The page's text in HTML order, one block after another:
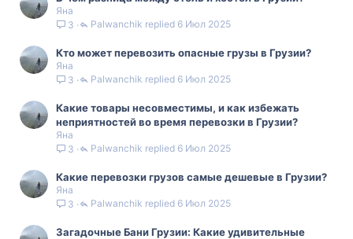
Яна
3
6 Июл 2025
Palwanchik
Кто может перевозить опасные грузы в Грузии?
Яна
3
6 Июл 2025
Palwanchik
Какие товары несовместимы, и как избежать
неприятностей во время перевозки в Грузии?
Яна
3
6 Июл 2025
Palwanchik
Какие перевозки грузов самые дешевые в Грузии?
Яна
3
6 Июл 2025
Palwanchik
Загадочные Бани Грузии: Какие удивительные